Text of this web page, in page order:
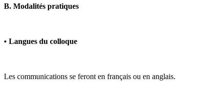
B. Modalités pratiques
• Langues du colloque
Les communications se feront en français ou en anglais.